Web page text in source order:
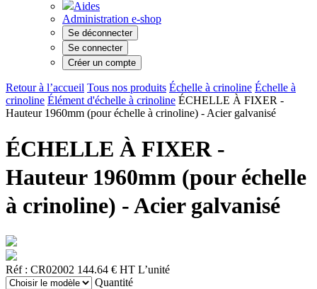
Aides
Administration e-shop
Se déconnecter
Se connecter
Créer un compte
Retour à l’accueil Tous nos produits Échelle à crinoline Échelle à
crinoline Élément d'échelle à crinoline ÉCHELLE À FIXER -
Hauteur 1960mm (pour échelle à crinoline) - Acier galvanisé
ÉCHELLE À FIXER -
Hauteur 1960mm (pour échelle
à crinoline) - Acier galvanisé
Réf : CR02002 144.64 € HT L’unité
Quantité